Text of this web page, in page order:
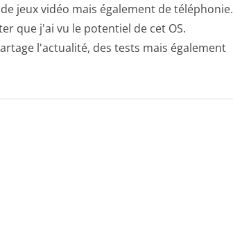
jeux vidéo mais également de téléphonie.
que j'ai vu le potentiel de cet OS.
l'actualité, des tests mais également